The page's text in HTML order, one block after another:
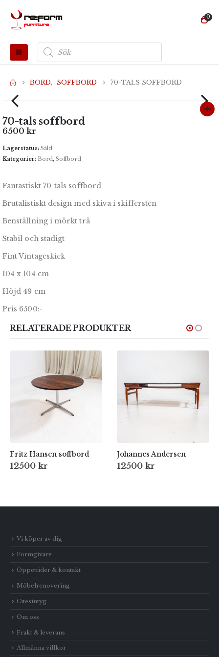
0
Produktsökning
BORD, SOFFBORD 70-TALS SOFFBORD
70-tals soffbord
6500 kr
Lagerstatus: Såld
Kategorier: Bord, Soffbord
Fantastiskt 70-tals soffbord
Brutalistiskt design med skiva i skiffersten
Benställning i mörkt trä
Stabil och stadigt
Fint Vintageskick
104 x 104 cm
Höjd 49 cm
Pris 6500:-
RELATERADE PRODUKTER
Fritz Hansen soffbord
12500 kr
Johannes Andersen
12500 kr
Vi köper av dig
Formgivare
Öppettider & kontakt
Möbelrenovering
Citesintyg
Om oss
Frakt & leverans
Allmänna villkor